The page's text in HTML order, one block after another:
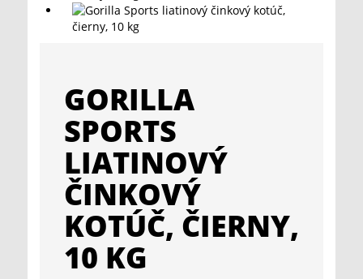
GORILLA
SPORTS
LIATINOVÝ
ČINKOVÝ
KOTÚČ, ČIERNY,
10 KG